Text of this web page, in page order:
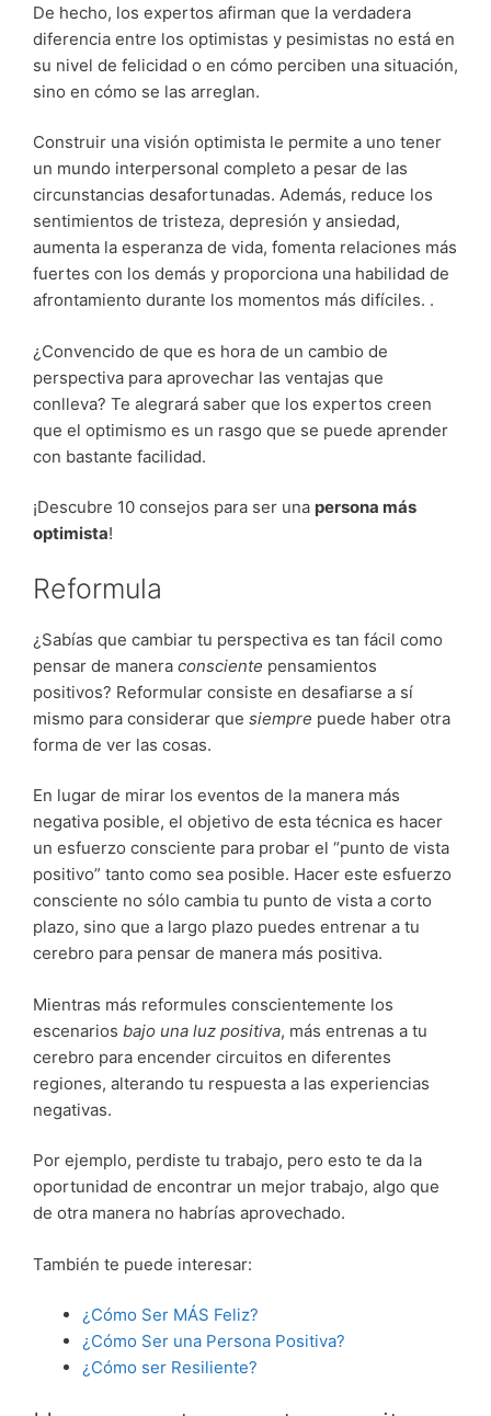
De hecho, los expertos afirman que la verdadera
diferencia entre los optimistas y pesimistas no está en
su nivel de felicidad o en cómo perciben una situación,
sino en cómo se las arreglan.
Construir una visión optimista le permite a uno tener
un mundo interpersonal completo a pesar de las
circunstancias desafortunadas. Además, reduce los
sentimientos de tristeza, depresión y ansiedad,
aumenta la esperanza de vida, fomenta relaciones más
fuertes con los demás y proporciona una habilidad de
afrontamiento durante los momentos más difíciles. .
¿Convencido de que es hora de un cambio de
perspectiva para aprovechar las ventajas que
conlleva? Te alegrará saber que los expertos creen
que el optimismo es un rasgo que se puede aprender
con bastante facilidad.
¡Descubre 10 consejos para ser una persona más
optimista!
Reformula
¿Sabías que cambiar tu perspectiva es tan fácil como
pensar de manera consciente pensamientos
positivos? Reformular consiste en desafiarse a sí
mismo para considerar que siempre puede haber otra
forma de ver las cosas.
En lugar de mirar los eventos de la manera más
negativa posible, el objetivo de esta técnica es hacer
un esfuerzo consciente para probar el “punto de vista
positivo” tanto como sea posible. Hacer este esfuerzo
consciente no sólo cambia tu punto de vista a corto
plazo, sino que a largo plazo puedes entrenar a tu
cerebro para pensar de manera más positiva.
Mientras más reformules conscientemente los
escenarios bajo una luz positiva, más entrenas a tu
cerebro para encender circuitos en diferentes
regiones, alterando tu respuesta a las experiencias
negativas.
Por ejemplo, perdiste tu trabajo, pero esto te da la
oportunidad de encontrar un mejor trabajo, algo que
de otra manera no habrías aprovechado.
También te puede interesar:
¿Cómo Ser MÁS Feliz?
¿Cómo Ser una Persona Positiva?
¿Cómo ser Resiliente?